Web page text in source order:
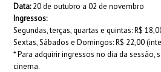
Data:20 de outubro a 02 de novembro
Ingressos:
Segundas, terças, quartas e quintas: R$
Sextas, Sábados e Domingos: R$ 22,00
* Para adquirir ingressos no dia da sessão,
cinema.